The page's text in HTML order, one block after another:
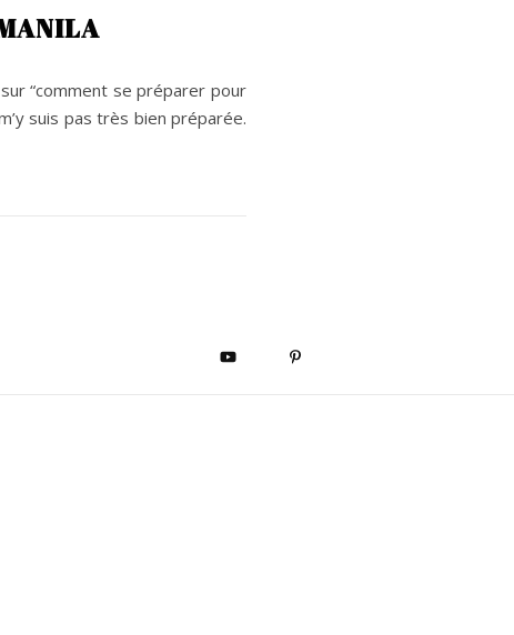
“comment se préparer pour
suis pas très bien préparée.